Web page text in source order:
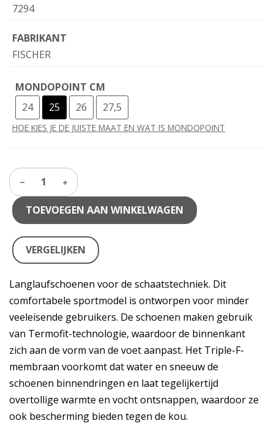
7294
FABRIKANT
FISCHER
MONDOPOINT CM
24
25 26 27,5
HOE KIES JE DE JUISTE MAAT EN WAT IS MONDOPOINT
1
TOEVOEGEN AAN WINKELWAGEN
VERGELIJKEN
Langlaufschoenen voor de schaatstechniek. Dit
comfortabele sportmodel is ontworpen voor minder
veeleisende gebruikers. De schoenen maken gebruik
van Termofit-technologie, waardoor de binnenkant
zich aan de vorm van de voet aanpast. Het Triple-F-
membraan voorkomt dat water en sneeuw de
schoenen binnendringen en laat tegelijkertijd
overtollige warmte en vocht ontsnappen, waardoor ze
ook bescherming bieden tegen de kou.